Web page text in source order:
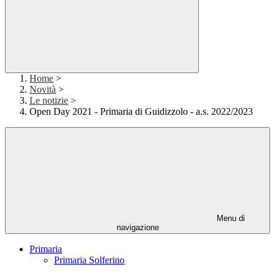
Home >
Novità >
Le notizie >
Open Day 2021 - Primaria di Guidizzolo - a.s. 2022/2023
Menu di
navigazione
Primaria
Primaria Solferino